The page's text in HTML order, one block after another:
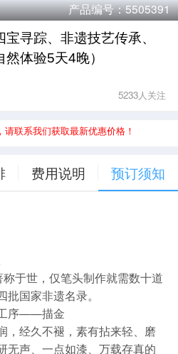
产品编号：5505391
寻踪、非遗技艺传承、
体验5天4晚）
5233人关注
联系我们获取最新优惠价格！
费用说明 预订须知
称于世，仅笔头制作就需数十道
国家非遗名录。
序——描金
，经久不褪，素有拈来轻、磨
无声、一点如漆、万载存真的